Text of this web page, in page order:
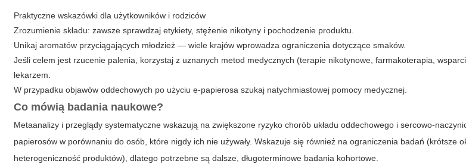
Praktyczne wskazówki dla użytkowników i rodziców
Zrozumienie składu: zawsze sprawdzaj etykiety, stężenie nikotyny i pochodzenie produktu.
Unikaj aromatów przyciągających młodzież — wiele krajów wprowadza ograniczenia dotyczące smaków.
Jeśli celem jest rzucenie palenia, korzystaj z uznanych metod medycznych (terapie nikotynowe, farmakoterapia,
lekarzem.
W przypadku objawów oddechowych po użyciu e-papierosa szukaj natychmiastowej pomocy medycznej.
Co mówią badania naukowe?
Metaanalizy i przeglądy systematyczne wskazują na zwiększone ryzyko chorób układu oddechowego i sercowo-
papierosów w porównaniu do osób, które nigdy ich nie używały. Wskazuje się również na ograniczenia badań (krótsze
heterogeniczność produktów), dlatego potrzebne są dalsze, długoterminowe badania kohortowe.